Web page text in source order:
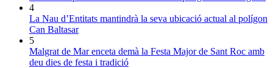
4
La Nau d’Entitats mantindrà la seva ubicació actual al polígon
Can Baltasar
5
Malgrat de Mar enceta demà la Festa Major de Sant Roc amb
deu dies de festa i tradició